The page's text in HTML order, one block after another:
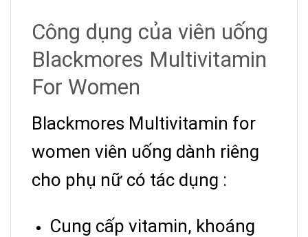
Công dụng của viên uống
Blackmores Multivitamin
For Women
Blackmores Multivitamin for
women viên uống dành riêng
cho phụ nữ có tác dụng :
Cung cấp vitamin, khoáng